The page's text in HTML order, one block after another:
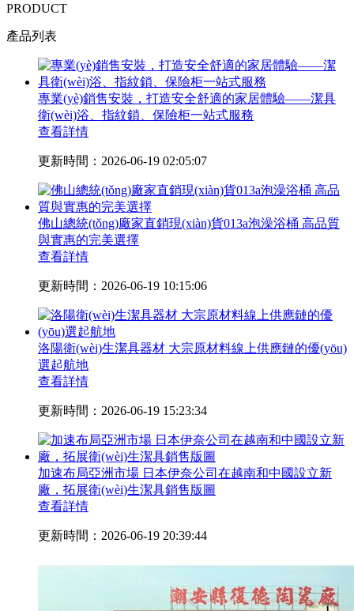
PRODUCT
產品列表
專業(yè)銷售安裝，打造安全舒適的家居體驗——潔具
衛(wèi)浴、指紋鎖、保險柜一站式服務
查看詳情
更新時間：2026-06-19 02:05:07
佛山總統(tǒng)廠家直銷現(xiàn)貨013a泡澡浴桶 高品質
與實惠的完美選擇
查看詳情
更新時間：2026-06-19 10:15:06
洛陽衛(wèi)生潔具器材 大宗原材料線上供應鏈的優(yōu)
選起航地
查看詳情
更新時間：2026-06-19 15:23:34
加速布局亞洲市場 日本伊奈公司在越南和中國設立新
廠，拓展衛(wèi)生潔具銷售版圖
查看詳情
更新時間：2026-06-19 20:39:44